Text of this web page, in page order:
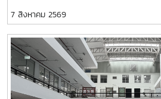
รกิติยาภา นเรนทิราเทพยวดี กรมหลว
วัชรราชธิดา ในวันที่ 7 สิงหาคม
น. ณ ลานอนันต์ ปัญญาวีร์ อาคารอำน
ร่วมบริจาคจะได้ชั่วโมงกิจกรรมด้านจิต
วันที่ 7 สิงหาคม 2569 มีผู้ประสงค์บริ
ผ่านเกณฑ์สามารถบริจาคโลหิตได้ จำน
7 สิงหาคม 2569